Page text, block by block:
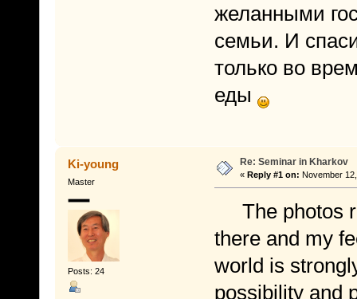
желанными
семьи. И
только во
еды
Ki-young
Master
Posts: 24
Re: Seminar in Kharkov
« Reply #1 on: November
The photos
there and my
world is
possibility and